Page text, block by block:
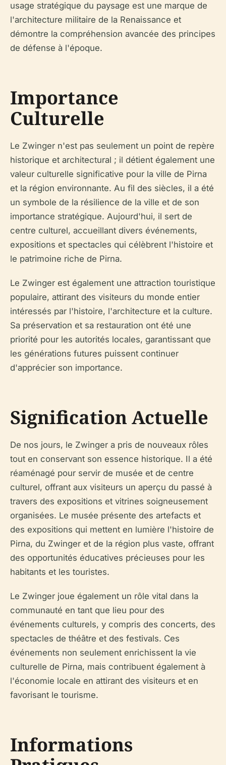
usage stratégique du paysage est une marque de
l'architecture militaire de la Renaissance et
démontre la compréhension avancée des principes
de défense à l'époque.
Importance
Culturelle
Le Zwinger n'est pas seulement un point de repère
historique et architectural ; il détient également une
valeur culturelle significative pour la ville de Pirna
et la région environnante. Au fil des siècles, il a été
un symbole de la résilience de la ville et de son
importance stratégique. Aujourd'hui, il sert de
centre culturel, accueillant divers événements,
expositions et spectacles qui célèbrent l'histoire et
le patrimoine riche de Pirna.
Le Zwinger est également une attraction touristique
populaire, attirant des visiteurs du monde entier
intéressés par l'histoire, l'architecture et la culture.
Sa préservation et sa restauration ont été une
priorité pour les autorités locales, garantissant que
les générations futures puissent continuer
d'apprécier son importance.
Signification Actuelle
De nos jours, le Zwinger a pris de nouveaux rôles
tout en conservant son essence historique. Il a été
réaménagé pour servir de musée et de centre
culturel, offrant aux visiteurs un aperçu du passé à
travers des expositions et vitrines soigneusement
organisées. Le musée présente des artefacts et
des expositions qui mettent en lumière l'histoire de
Pirna, du Zwinger et de la région plus vaste, offrant
des opportunités éducatives précieuses pour les
habitants et les touristes.
Le Zwinger joue également un rôle vital dans la
communauté en tant que lieu pour des
événements culturels, y compris des concerts, des
spectacles de théâtre et des festivals. Ces
événements non seulement enrichissent la vie
culturelle de Pirna, mais contribuent également à
l'économie locale en attirant des visiteurs et en
favorisant le tourisme.
Informations